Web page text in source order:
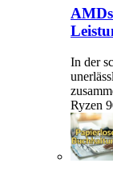
In der
Ryzen